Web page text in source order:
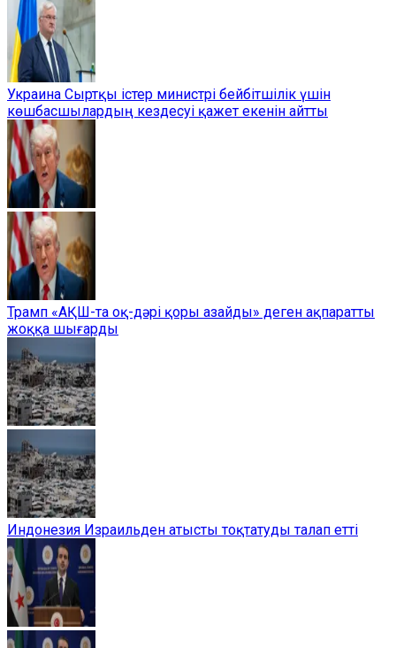
Украина Сыртқы істер министрі бейбітшілік үшін
көшбасшылардың кездесуі қажет екенін айтты
Трамп «АҚШ-та оқ-дәрі қоры азайды» деген ақпаратты
жоққа шығарды
Индонезия Израильден атысты тоқтатуды талап етті